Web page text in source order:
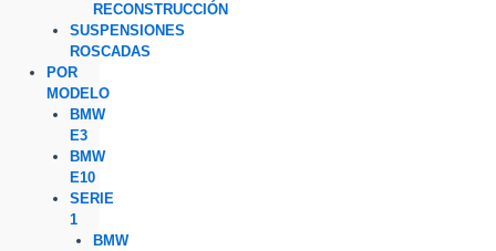
RECONSTRUCCIÓN
SUSPENSIONES
ROSCADAS
POR
MODELO
BMW
E3
BMW
E10
SERIE
1
BMW